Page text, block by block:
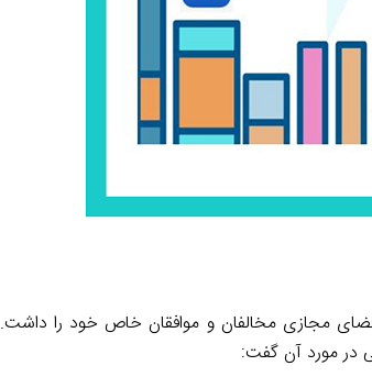
مجازی مخالفان و موافقان خاص خود را داشت.
در مورد آن گفت: